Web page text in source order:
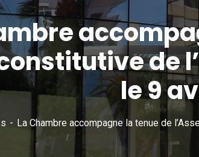
de
le 9
La Chambre accompagne la tenue de